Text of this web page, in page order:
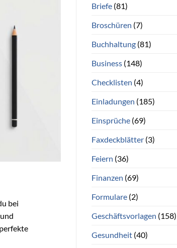
bei
Briefe(81)
Broschüren (7)
Buchhaltung(81)
Business(148)
Checklisten (4)
Einladungen (185)
Einsprüche(69)
Faxdeckblätter(3)
Feiern (36)
Finanzen (69)
Formulare(2)
Geschäftsvorlagen (158)
Gesundheit(40)